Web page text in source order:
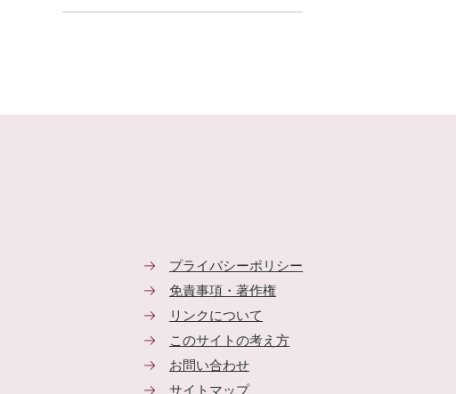
プライバシーポリシー
免責事項・著作権
リンクについて
このサイトの考え方
お問い合わせ
サイトマップ